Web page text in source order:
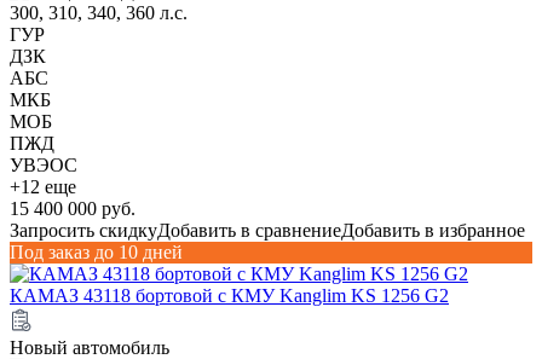
300, 310, 340, 360 л.с.
ГУР
ДЗК
АБС
МКБ
МОБ
ПЖД
УВЭОС
+12 еще
15 400 000 руб.
Запросить скидкуДобавить в сравнениеДобавить в избранное
Под заказ до 10 дней
КАМАЗ 43118 бортовой с КМУ Kanglim KS 1256 G2
Новый автомобиль